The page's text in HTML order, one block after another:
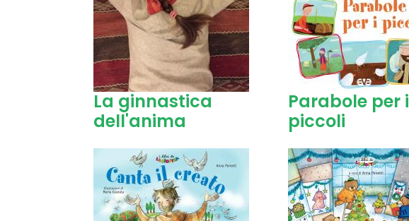
La ginnastica
dell'anima
Parabole per i
piccoli